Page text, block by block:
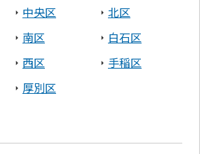
中央区
北区
南区
白石区
西区
手稲区
厚別区